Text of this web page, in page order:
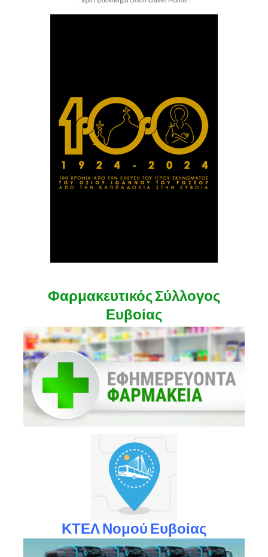
Φαρμακευτικός Σύλλογος
Ευβοίας
ΚΤΕΛ Νομού Ευβοίας